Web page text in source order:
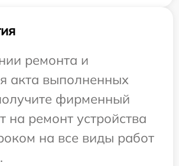
ремонта и
акта выполненных
фирменный
на ремонт устройства
на все виды работ